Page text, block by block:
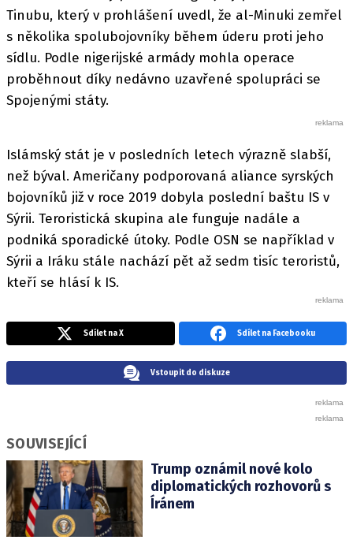
Tinubu, který v prohlášení uvedl, že al-Minuki zemřel
s několika spolubojovníky během úderu proti jeho
sídlu. Podle nigerijské armády mohla operace
proběhnout díky nedávno uzavřené spolupráci se
Spojenými státy.
Islámský stát je v posledních letech výrazně slabší,
než býval. Američany podporovaná aliance syrských
bojovníků již v roce 2019 dobyla poslední baštu IS v
Sýrii. Teroristická skupina ale funguje nadále a
podniká sporadické útoky. Podle OSN se například v
Sýrii a Iráku stále nachází pět až sedm tisíc teroristů,
kteří se hlásí k IS.
Sdílet na X Sdílet na Facebooku
Vstoupit do diskuze
SOUVISEJÍCÍ
Trump oznámil nové kolo
diplomatických rozhovorů s
Íránem